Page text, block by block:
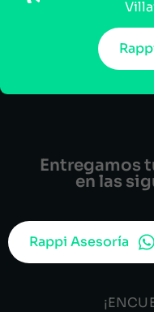
Entregamos
en las
Rappi Asesoría